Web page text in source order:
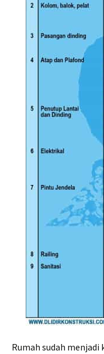
Rumah sudah